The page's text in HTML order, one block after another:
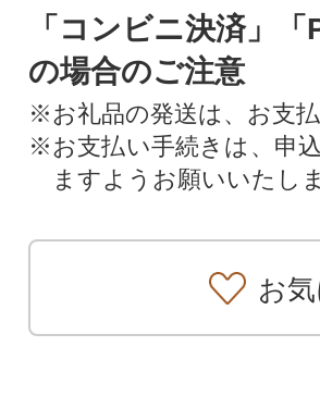
「コンビニ決済」
の場合のご注意
※お礼品の発送は、お支
※お支払い手続きは、申
ますようお願いいたし
お